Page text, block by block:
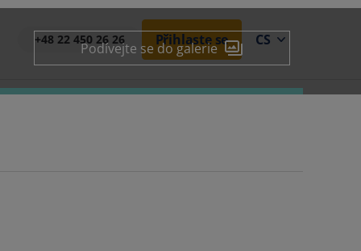
+48 22 450 26 26 Přihlaste se CS
Podívejte se do galerie